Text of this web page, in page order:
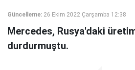
Güncelleme: 26 Ekim 2022 Çarşamba 12:38
Mercedes, Rusya'daki
durdurmuştu.